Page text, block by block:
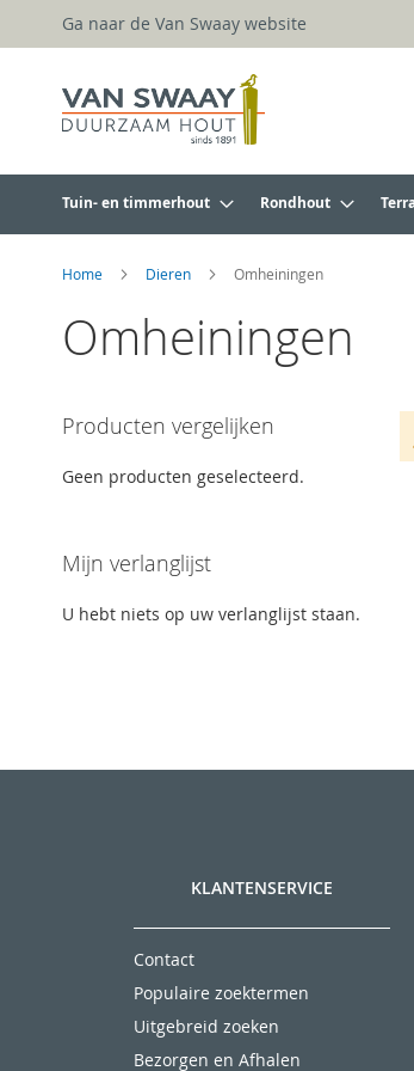
Ga naar de Van Swaay website
naar
Tuin- en timmerhout Rondhout
Home Dieren Omheiningen
Omheiningen
Producten vergelijken
Geen producten geselecteerd.
Mijn verlanglijst
U hebt niets op uw verlanglijst staan.
KLANTENSERVICE
Contact
Populaire zoektermen
Uitgebreid zoeken
Bezorgen en Afhalen